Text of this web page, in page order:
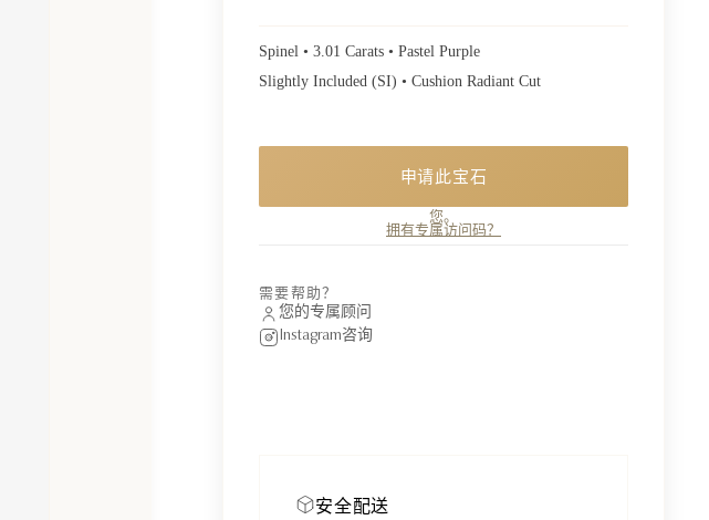
Spinel • 3.01 Carats • Pastel Purple
Slightly Included (SI) • Cushion Radiant Cut
申请此宝石
您。
拥有专属访问码？
需要帮助？
您的专属顾问
Instagram咨询
安全配送